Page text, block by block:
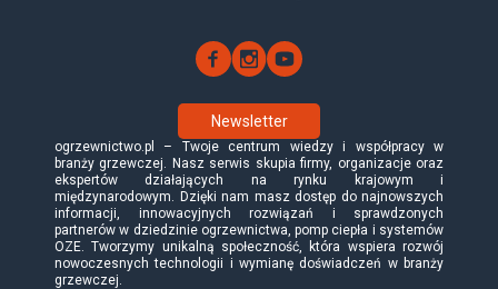
Newsletter
ogrzewnictwo.pl – Twoje centrum wiedzy i współpracy w
branży grzewczej. Nasz serwis skupia firmy, organizacje oraz
ekspertów działających na rynku krajowym i
międzynarodowym. Dzięki nam masz dostęp do najnowszych
informacji, innowacyjnych rozwiązań i sprawdzonych
partnerów w dziedzinie ogrzewnictwa, pomp ciepła i systemów
OZE. Tworzymy unikalną społeczność, która wspiera rozwój
nowoczesnych technologii i wymianę doświadczeń w branży
grzewczej.